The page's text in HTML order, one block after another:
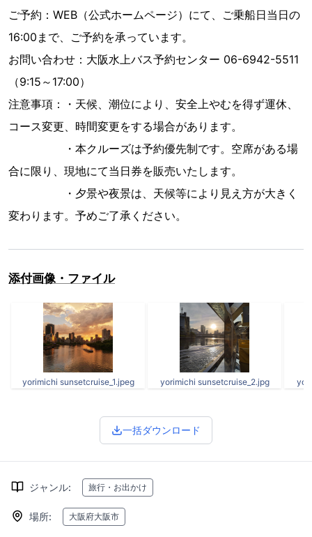
ご予約：WEB（公式ホームページ）にて、ご乗船日当日の
16:00まで、ご予約を承っています。
お問い合わせ：大阪水上バス予約センター 06-6942-5511
（9:15～17:00）
注意事項：・天候、潮位により、安全上やむを得ず運休、
コース変更、時間変更をする場合があります。
・本クルーズは予約優先制です。空席がある場
合に限り、現地にて当日券を販売いたします。
・夕景や夜景は、天候等により見え方が大きく
変わります。予めご了承ください。
添付画像・ファイル
yorimichi sunsetcruise_1.jpeg yorimichi sunsetcruise_2.jpg
一括ダウンロード
ジャンル: 旅行・お出かけ
場所: 大阪府大阪市